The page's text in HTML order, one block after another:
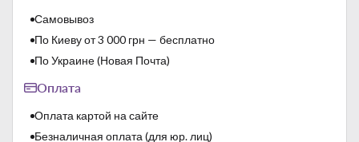
Самовывоз
По Киеву от 3 000 грн — бесплатно
По Украине (Новая Почта)
Оплата
Оплата картой на сайте
Безналичная оплата (для юр. лиц)